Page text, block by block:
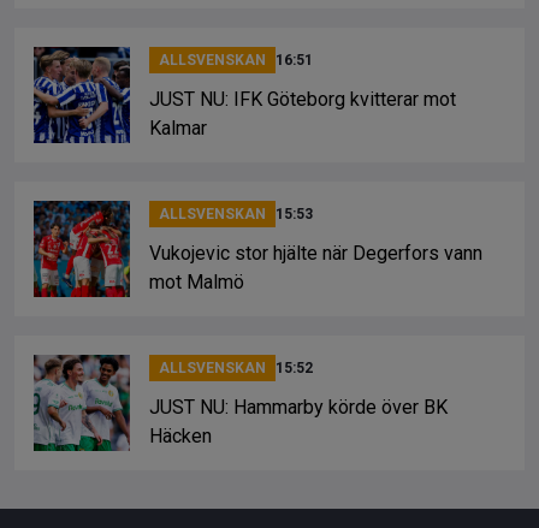
ALLSVENSKAN 16:51
JUST NU: IFK Göteborg kvitterar mot
Kalmar
ALLSVENSKAN 15:53
Vukojevic stor hjälte när Degerfors vann
mot Malmö
ALLSVENSKAN 15:52
JUST NU: Hammarby körde över BK
Häcken